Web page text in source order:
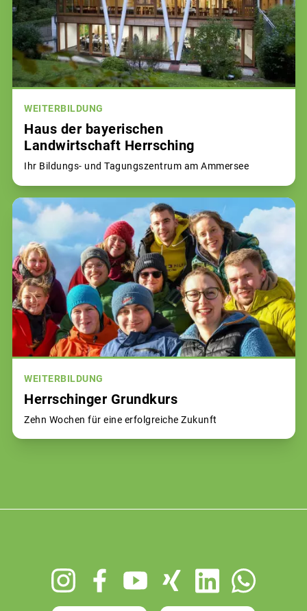
WEITERBILDUNG
Haus der bayerischen
Landwirtschaft Herrsching
Ihr Bildungs- und Tagungszentrum am Ammersee
WEITERBILDUNG
Herrschinger Grundkurs
Zehn Wochen für eine erfolgreiche Zukunft